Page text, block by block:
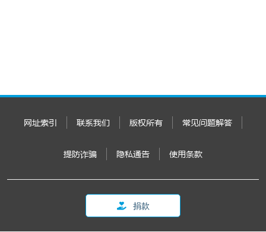
网址索引 联系我们 版权所有 常见问题解答
提防诈骗 隐私通告 使用条款
捐款